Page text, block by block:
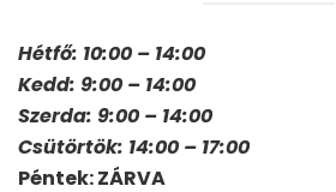
Hétfő: 10:00 – 14:00
Kedd: 9:00 – 14:00
Szerda: 9:00 – 14:00
Csütörtök: 14:00 – 17:00
Péntek: ZÁRVA